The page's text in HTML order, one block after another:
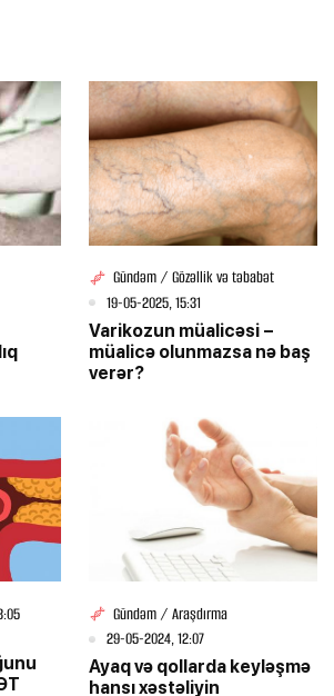
Gündəm / Gözəllik və təbabət
19-05-2025, 15:31
Varikozun müalicəsi –
müalicə olunmazsa nə baş
verər?
Gündəm / Araşdırma
29-05-2024, 12:07
Ayaq və qollarda keyləşmə
hansı xəstəliyin